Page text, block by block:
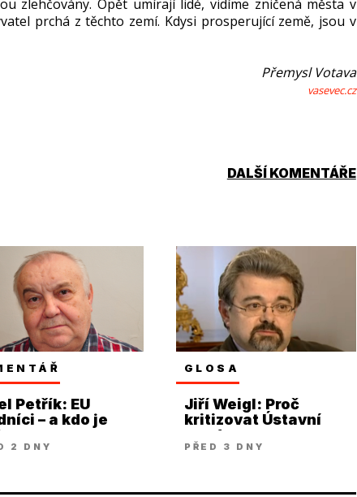
zlehčovány. Opět umírají lidé, vidíme zničená města v
prchá z těchto zemí. Kdysi prosperující země, jsou v
Přemysl Votava
vasevec.cz
DALŠÍ KOMENTÁŘE
Petřík: EU
– a kdo je
2 DNY
GLOSA
Jiří Weigl: Proč
kritizovat Ústavní
soud
PŘED 3 DNY